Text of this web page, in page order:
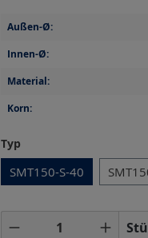
Außen-Ø:
Innen-Ø:
Material:
Korn:
Typ
SMT150-S-40
Produkt